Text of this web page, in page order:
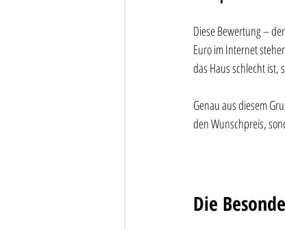
Diese Bewertung –
Euro im Internet
das Haus schlecht ist,
Genau aus diesem
den Wunschpreis,
Die